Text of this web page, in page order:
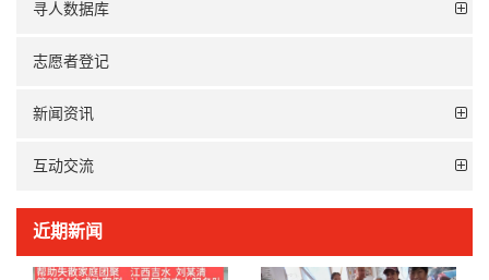
寻人数据库
志愿者登记
新闻资讯
互动交流
近期新闻